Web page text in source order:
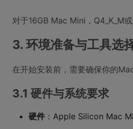
对于16GB Mac Mini，Q4_K_M
3. 环境准备与工具选
在开始安装前，需要确保你的
3.1 硬件与系统要求
硬件 ：Apple Silicon Mac